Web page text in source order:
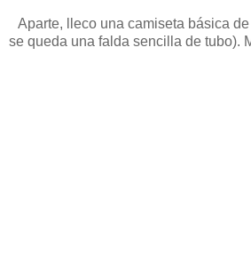
Aparte, lleco una camiseta básica
se queda una falda sencilla de tubo).